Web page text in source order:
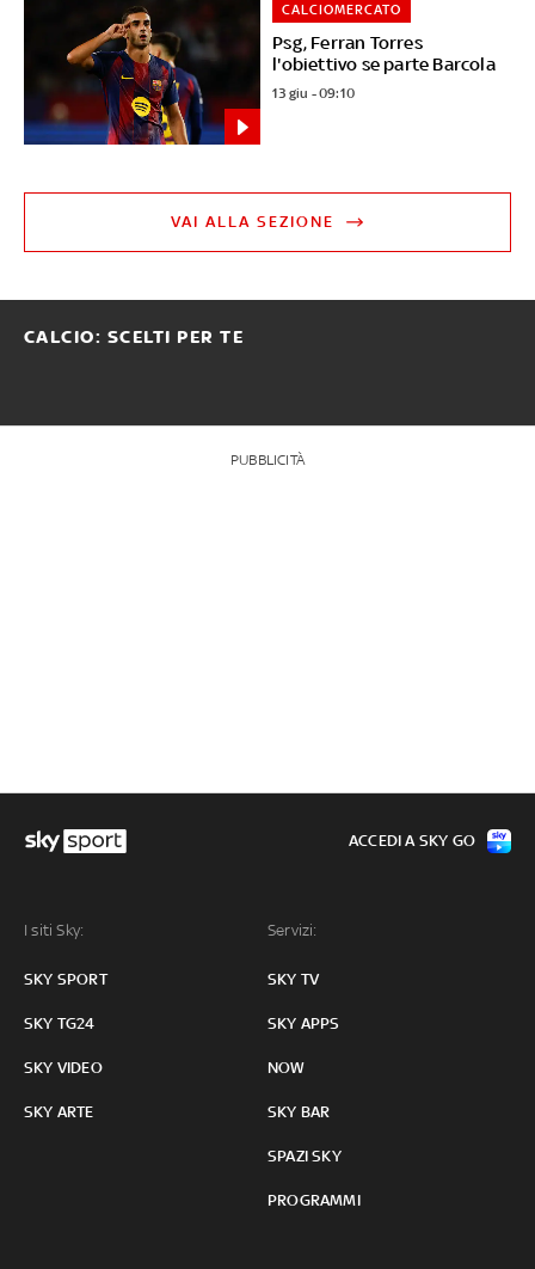
Psg, Ferran Torres
l'obiettivo se parte Barcola
CALCIOMERCATO
13 giu - 09:10
VAI ALLA SEZIONE
CALCIO: SCELTI PER TE
PUBBLICITÀ
I siti Sky:
SKY SPORT
SKY TG24
SKY VIDEO
SKY ARTE
Servizi:
SKY TV
SKY APPS
NOW
SKY BAR
SPAZI SKY
PROGRAMMI
ACCEDI A SKY GO